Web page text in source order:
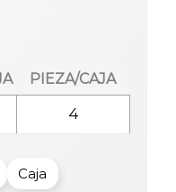
PIEZA/CAJA
4
Caja